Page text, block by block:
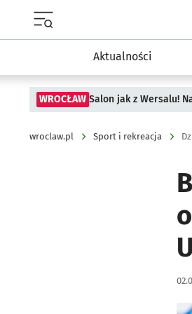
Aktualności
WROCŁAW Salon jak z Wersalu!
wroclaw.pl Sport i rekreacja